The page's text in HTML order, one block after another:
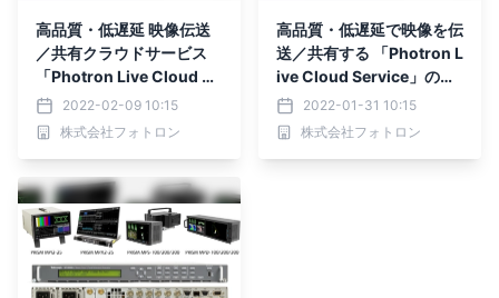
高品質・低遅延 映像伝送
／共有クラウドサービス
「Photron Live Cloud Se
rvice」 無償利用キャンペ
ーンを2月14日(月)より実
施
2022-02-09 10:15
株式会社フォトロン
高品質・低遅延で映像を伝
送／共有する 「Photron L
ive Cloud Service」のサ
ービス提供を開始 パブ
リックインターネットだけ
で遠隔地と高品質な映像信
2022-01-31 10:15
株式会社フォトロン